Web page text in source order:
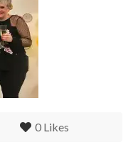
0 Likes